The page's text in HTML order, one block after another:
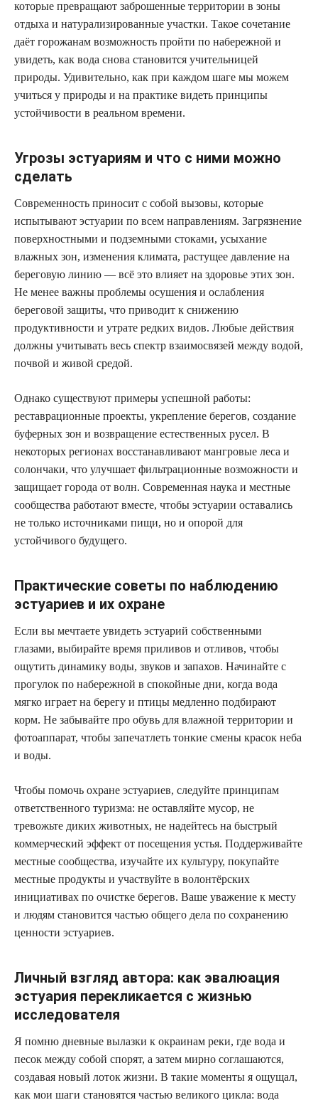
которые превращают заброшенные территории в зоны
отдыха и натурализированные участки. Такое сочетание
даёт горожанам возможность пройти по набережной и
увидеть, как вода снова становится учительницей
природы. Удивительно, как при каждом шаге мы можем
учиться у природы и на практике видеть принципы
устойчивости в реальном времени.
Угрозы эстуариям и что с ними можно
сделать
Современность приносит с собой вызовы, которые
испытывают эстуарии по всем направлениям. Загрязнение
поверхностными и подземными стоками, усыхание
влажных зон, изменения климата, растущее давление на
береговую линию — всё это влияет на здоровье этих зон.
Не менее важны проблемы осушения и ослабления
береговой защиты, что приводит к снижению
продуктивности и утрате редких видов. Любые действия
должны учитывать весь спектр взаимосвязей между водой,
почвой и живой средой.
Однако существуют примеры успешной работы:
реставрационные проекты, укрепление берегов, создание
буферных зон и возвращение естественных русел. В
некоторых регионах восстанавливают мангровые леса и
солончаки, что улучшает фильтрационные возможности и
защищает города от волн. Современная наука и местные
сообщества работают вместе, чтобы эстуарии оставались
не только источниками пищи, но и опорой для
устойчивого будущего.
Практические советы по наблюдению
эстуариев и их охране
Если вы мечтаете увидеть эстуарий собственными
глазами, выбирайте время приливов и отливов, чтобы
ощутить динамику воды, звуков и запахов. Начинайте с
прогулок по набережной в спокойные дни, когда вода
мягко играет на берегу и птицы медленно подбирают
корм. Не забывайте про обувь для влажной территории и
фотоаппарат, чтобы запечатлеть тонкие смены красок неба
и воды.
Чтобы помочь охране эстуариев, следуйте принципам
ответственного туризма: не оставляйте мусор, не
тревожьте диких животных, не надейтесь на быстрый
коммерческий эффект от посещения устья. Поддерживайте
местные сообщества, изучайте их культуру, покупайте
местные продукты и участвуйте в волонтёрских
инициативах по очистке берегов. Ваше уважение к месту
и людям становится частью общего дела по сохранению
ценности эстуариев.
Личный взгляд автора: как эвалюация
эстуария перекликается с жизнью
исследователя
Я помню дневные вылазки к окраинам реки, где вода и
песок между собой спорят, а затем мирно соглашаются,
создавая новый лоток жизни. В такие моменты я ощущал,
как мои шаги становятся частью великого цикла: вода